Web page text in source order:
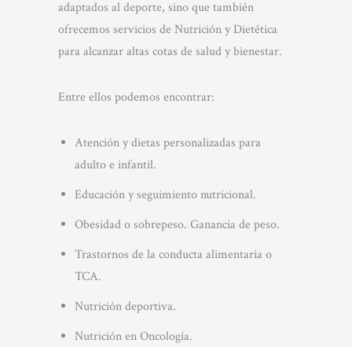
adaptados al deporte, sino que también
ofrecemos servicios de Nutrición y Dietética
para alcanzar altas cotas de salud y bienestar.
Entre ellos podemos encontrar:
Atención y dietas personalizadas para
adulto e infantil.
Educación y seguimiento nutricional.
Obesidad o sobrepeso. Ganancia de peso.
Trastornos de la conducta alimentaria o
TCA.
Nutrición deportiva.
Nutrición en Oncología.